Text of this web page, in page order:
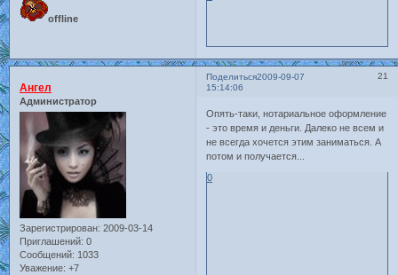
offline
Поделиться 21
2009-09-07
15:14:06
Ангел
Администратор
Зарегистрирован: 2009-03-14
Приглашений: 0
Сообщений: 1033
Уважение: +7
Опять-таки, нотариальное оформление
- это время и деньги. Далеко не всем и
не всегда хочется этим заниматься. А
потом и получается...
0